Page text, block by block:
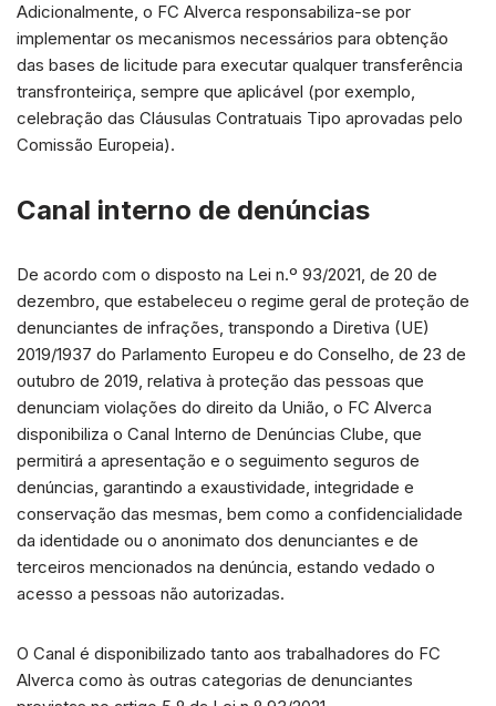
Adicionalmente, o FC Alverca responsabiliza-se por
implementar os mecanismos necessários para obtenção
das bases de licitude para executar qualquer transferência
transfronteiriça, sempre que aplicável (por exemplo,
celebração das Cláusulas Contratuais Tipo aprovadas pelo
Comissão Europeia).
Canal interno de denúncias
De acordo com o disposto na Lei n.º 93/2021, de 20 de
dezembro, que estabeleceu o regime geral de proteção de
denunciantes de infrações, transpondo a Diretiva (UE)
2019/1937 do Parlamento Europeu e do Conselho, de 23 de
outubro de 2019, relativa à proteção das pessoas que
denunciam violações do direito da União, o FC Alverca
disponibiliza o Canal Interno de Denúncias Clube, que
permitirá a apresentação e o seguimento seguros de
denúncias, garantindo a exaustividade, integridade e
conservação das mesmas, bem como a confidencialidade
da identidade ou o anonimato dos denunciantes e de
terceiros mencionados na denúncia, estando vedado o
acesso a pessoas não autorizadas.
O Canal é disponibilizado tanto aos trabalhadores do FC
Alverca como às outras categorias de denunciantes